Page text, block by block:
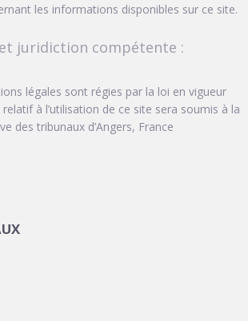
les informations disponibles sur ce site.
juridiction compétente :
légales sont régies par la loi en vigueur
à l’utilisation de ce site sera soumis à la
des tribunaux d’Angers, France